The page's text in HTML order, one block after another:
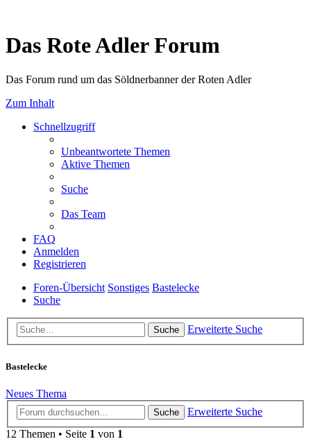
Das Rote Adler Forum
Das Forum rund um das Söldnerbanner der Roten Adler
Zum Inhalt
Schnellzugriff
Unbeantwortete Themen
Aktive Themen
Suche
Das Team
FAQ
Anmelden
Registrieren
Foren-Übersicht Sonstiges Bastelecke
Suche
Suche Erweiterte Suche
Bastelecke
Neues Thema
Suche
Erweiterte Suche
12 Themen • Seite 1 von 1